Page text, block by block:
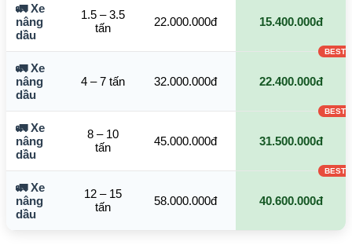
🚛 Xe
nâng
dầu
1.5 – 3.5
tấn
22.000.000đ 15.400.000đ
🚛 Xe
nâng
dầu
4 – 7 tấn 32.000.000đ 22.400.000đ
🚛 Xe
nâng
dầu
8 – 10
tấn
45.000.000đ 31.500.000đ
🚛 Xe
nâng
dầu
12 – 15
tấn
58.000.000đ 40.600.000đ